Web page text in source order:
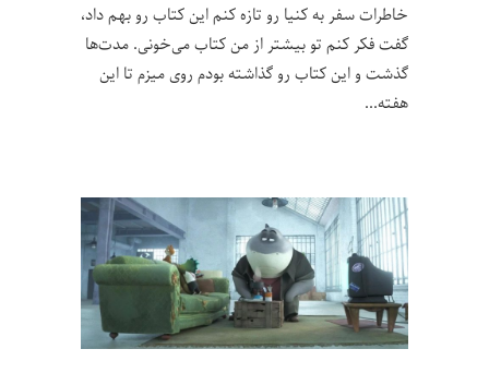
خاطرات سفر به کنیا رو تازه کنم این کتاب رو بهم داد،
گفت فکر کنم تو بیشتر از من کتاب می‌خونی. مدت‌ها
گذشت و این کتاب رو گذاشته بودم روی میزم تا این
هفته